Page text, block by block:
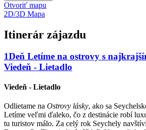
Otvoriť mapu
2D/3D Mapa
Itinerár zájazdu
1Deň Letíme na ostrovy s
Viedeň - Lietadlo
Viedeň - Lietadlo
Odlietame na Ostrovy lásky, ako sa
Letíme veľmi ďaleko, čo z destinácie robí
tu turistov málo. Za celý rok Seychely